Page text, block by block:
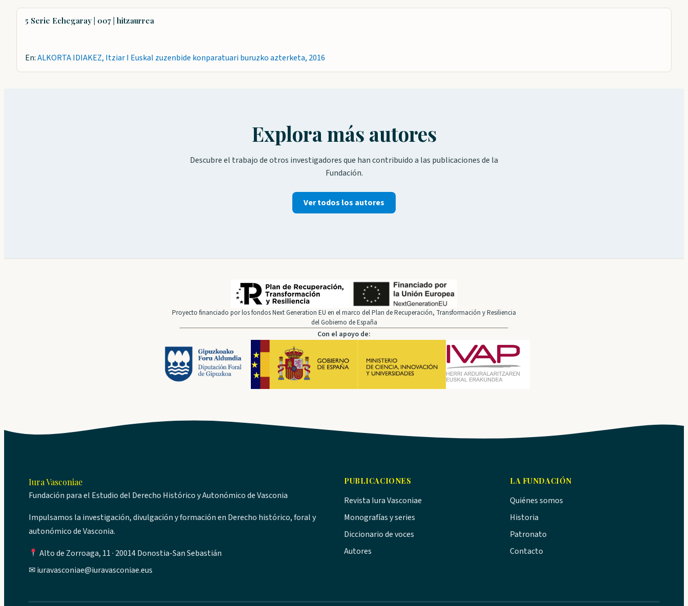
5 Serie Echegaray | 007 | hitzaurrea
En:ALKORTA IDIAKEZ, Itziar I Euskal zuzenbide konparatuari buruzko azterketa, 2016
Explora más autores
Descubre el trabajo de otros investigadores que han contribuido a las publicaciones de la
Fundación.
Ver todos los autores
Proyecto financiado por los fondos Next Generation EU en el marco del Plan de Recuperación, Transformación y Resiliencia
del Gobierno de España
Con el apoyo de:
Iura Vasconiae
Fundación para el Estudio del Derecho Histórico y Autonómico de Vasconia
Impulsamos la investigación, divulgación y formación en Derecho histórico, foral y
autonómico de Vasconia.
Alto de Zorroaga, 11 · 20014 Donostia-San Sebastián
✉iuravasconiae@iuravasconiae.eus
PUBLICACIONES
Revista Iura Vasconiae
Monografías y series
Diccionario de voces
Autores
LA FUNDACIÓN
Quiénes somos
Historia
Patronato
Contacto